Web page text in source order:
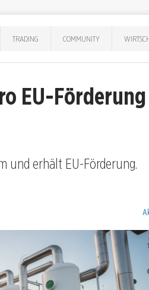
TRADING COMMUNITY
EU-Förderung
und erhält EU-Förderung.